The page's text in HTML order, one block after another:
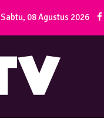
Sabtu, 08 Agustus 2026